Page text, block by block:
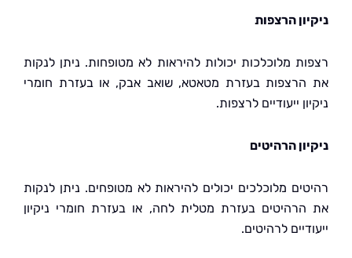
הרצפות
מלוכלכות יכולות להיראות לא מטופחות. ניתן לנקות
בעזרת מטאטא, שואב אבק, או בעזרת חומרי
ייעודיים לרצפות.
הרהיטים
מלוכלכים יכולים להיראות לא מטופחים. ניתן לנקות
בעזרת מטלית לחה, או בעזרת חומרי ניקיון
לרהיטים.